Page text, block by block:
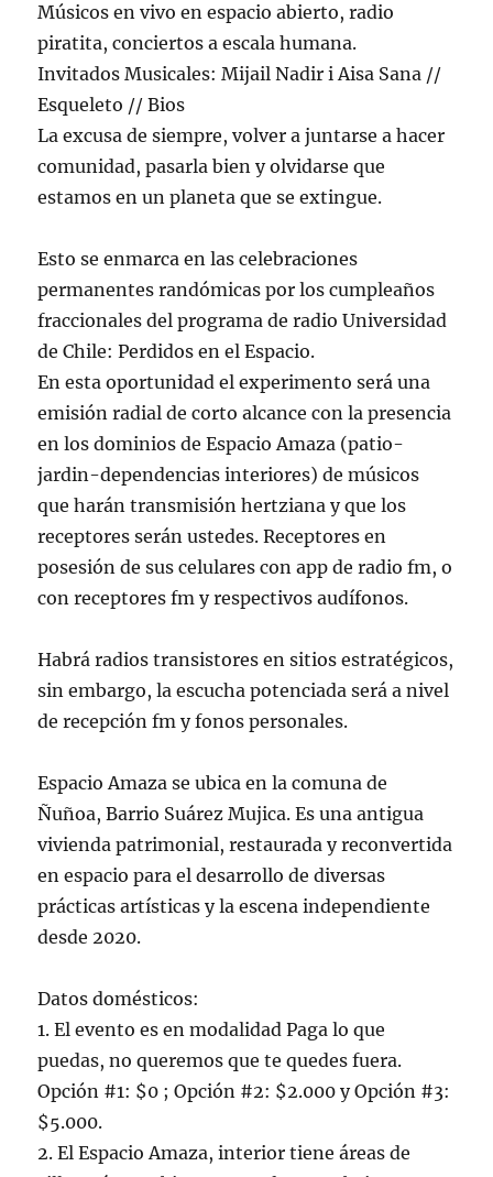
Músicos en vivo en espacio abierto, radio
piratita, conciertos a escala humana.
Invitados Musicales: Mijail Nadir i Aisa Sana //
Esqueleto // Bios
La excusa de siempre, volver a juntarse a hacer
comunidad, pasarla bien y olvidarse que
estamos en un planeta que se extingue.
Esto se enmarca en las celebraciones
permanentes randómicas por los cumpleaños
fraccionales del programa de radio Universidad
de Chile: Perdidos en el Espacio.
En esta oportunidad el experimento será una
emisión radial de corto alcance con la presencia
en los dominios de Espacio Amaza (patio-
jardin-dependencias interiores) de músicos
que harán transmisión hertziana y que los
receptores serán ustedes. Receptores en
posesión de sus celulares con app de radio fm, o
con receptores fm y respectivos audífonos.
Habrá radios transistores en sitios estratégicos,
sin embargo, la escucha potenciada será a nivel
de recepción fm y fonos personales.
Espacio Amaza se ubica en la comuna de
Ñuñoa, Barrio Suárez Mujica. Es una antigua
vivienda patrimonial, restaurada y reconvertida
en espacio para el desarrollo de diversas
prácticas artísticas y la escena independiente
desde 2020.
Datos domésticos:
1. El evento es en modalidad Paga lo que
puedas, no queremos que te quedes fuera.
Opción #1: $0 ; Opción #2: $2.000 y Opción #3:
$5.000.
2. El Espacio Amaza, interior tiene áreas de